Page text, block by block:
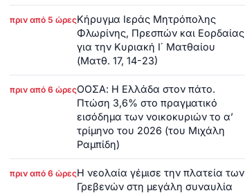
πριν από 5 ώρεςΚήρυγμα Ιεράς Μητρόπολης
Φλωρίνης, Πρεσπών και Εορδαίας
για την Κυριακή Ι΄ Ματθαίου
(Ματθ. 17, 14-23)
πριν από 6 ώρεςΟΟΣΑ: Η Ελλάδα στον πάτο.
Πτώση 3,6% στο πραγματικό
εισόδημα των νοικοκυριών το α’
τρίμηνο του 2026 (του Μιχάλη
Ραμπίδη)
πριν από 6 ώρεςΗ νεολαία γέμισε την πλατεία των
Γρεβενών στη μεγάλη συναυλία